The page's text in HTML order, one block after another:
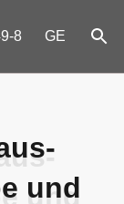
8 GE
und
und